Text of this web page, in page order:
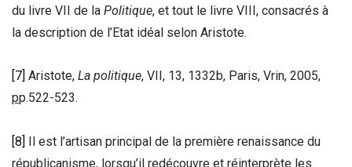
du livre VII de la Politique, et tout le livre VIII, consacrés à
la description de l’Etat idéal selon Aristote.
[7] Aristote, La politique, VII, 13, 1332b, Paris, Vrin, 2005,
pp.522-523.
[8] Il est l’artisan principal de la première renaissance du
républicanisme, lorsqu’il redécouvre et réinterprète les